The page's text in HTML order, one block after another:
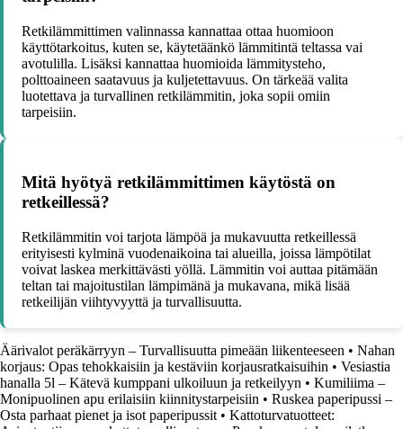
Retkilämmittimen valinnassa kannattaa ottaa huomioon
käyttötarkoitus, kuten se, käytetäänkö lämmitintä teltassa vai
avotulilla. Lisäksi kannattaa huomioida lämmitysteho,
polttoaineen saatavuus ja kuljetettavuus. On tärkeää valita
luotettava ja turvallinen retkilämmitin, joka sopii omiin
tarpeisiin.
Mitä hyötyä retkilämmittimen käytöstä on
retkeillessä?
Retkilämmitin voi tarjota lämpöä ja mukavuutta retkeillessä
erityisesti kylminä vuodenaikoina tai alueilla, joissa lämpötilat
voivat laskea merkittävästi yöllä. Lämmitin voi auttaa pitämään
teltan tai majoitustilan lämpimänä ja mukavana, mikä lisää
retkeilijän viihtyvyyttä ja turvallisuutta.
Äärivalot peräkärryyn – Turvallisuutta pimeään liikenteeseen • Nahan
korjaus: Opas tehokkaisiin ja kestäviin korjausratkaisuihin • Vesiastia
hanalla 5l – Kätevä kumppani ulkoiluun ja retkeilyyn • Kumiliima –
Monipuolinen apu erilaisiin kiinnitystarpeisiin • Ruskea paperipussi –
Osta parhaat pienet ja isot paperipussit • Kattoturvatuotteet: